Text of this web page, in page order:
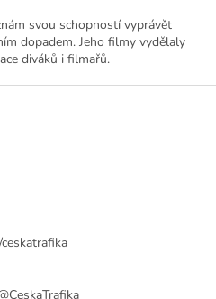
svou schopností vyprávět
dopadem. Jeho filmy vydělaly
diváků i filmařů.